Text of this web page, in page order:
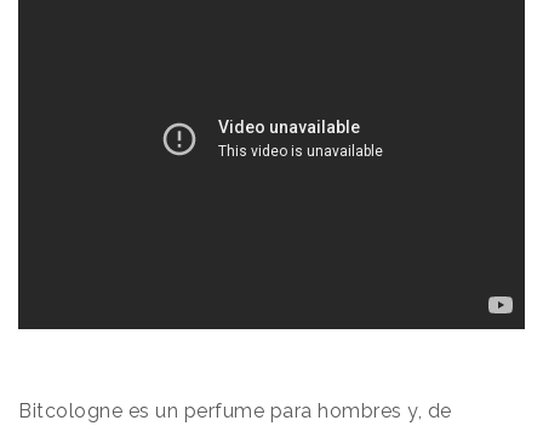
Bitcologne es un perfume para hombres y, de